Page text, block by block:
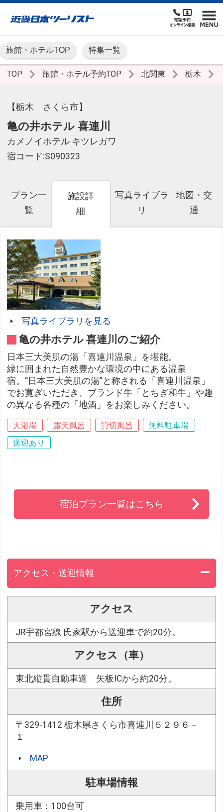
旅館・ホテルTOP 特集一覧
TOP 旅館・ホテル予約TOP 北関東 栃木
【栃木 さくら市】
亀の井ホテル 喜連川
カメノイホテル キツレガワ
宿コード:S090323
プラン一
覧
施設詳
細
写真ライブラ
リ
地図・交
通
写真ライブラリを見る
亀の井ホテル 喜連川のご紹介
日本三大美肌の湯「喜連川温泉」を堪能。
緑に囲まれた自然豊かな環境の中にある温泉
宿。“日本三大美肌の湯”と称される「喜連川温泉」
でお寛ぎいただき、ブランド牛「とちぎ和牛」や趣
の異なる各種の「地酒」をお楽しみください。
大浴場 露天風呂 貸切風呂
無料駐車場
送迎あり
宿泊プラン一覧はこちら
アクセス・送迎情報
アクセス
JR宇都宮線 氏家駅から送迎車で約20分。
アクセス（車）
東北縦貫自動車道 矢板ICから約20分。
住所
〒329-1412 栃木県さくら市喜連川５２９６－
１
MAP
駐車場情報
乗用車：100台可